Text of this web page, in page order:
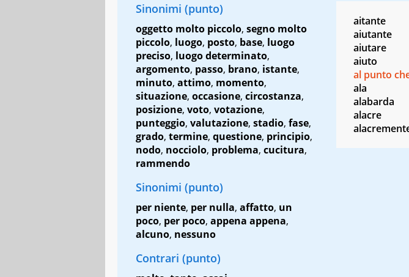
Sinonimi (punto)
oggetto molto piccolo, segno molto
piccolo, luogo, posto, base, luogo
preciso, luogo determinato,
argomento, passo, brano, istante,
minuto, attimo, momento,
situazione, occasione, circostanza,
posizione, voto, votazione,
punteggio, valutazione, stadio, fase,
grado, termine, questione, principio,
nodo, nocciolo, problema, cucitura,
rammendo
Sinonimi (punto)
per niente, per nulla, affatto, un
poco, per poco, appena appena,
alcuno, nessuno
Contrari (punto)
aitante
aiutante
aiutare
aiuto
al punto
ala
alabarda
alacre